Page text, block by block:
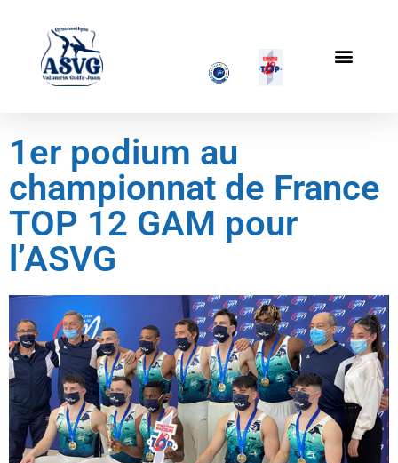
1er podium au
championnat de France
TOP 12 GAM pour
l’ASVG